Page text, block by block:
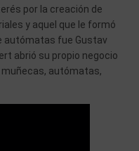
por la creación de
y aquel que le formó
autómatas fue Gustav
abrió su propio negocio
muñecas, autómatas,